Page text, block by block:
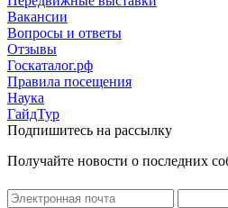
Вакансии
Вопросы и ответы
Отзывы
Госкаталог.рф
Правила посещения
Наука
ГайдТур
Подпишитесь на рассылку
Получайте новости о последних